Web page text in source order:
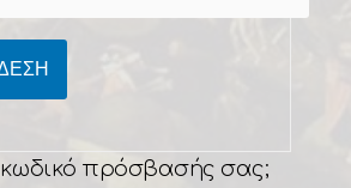
πρόσβασής σας;